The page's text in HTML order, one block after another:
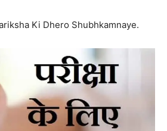
Ki Dhero Shubhkamnaye.